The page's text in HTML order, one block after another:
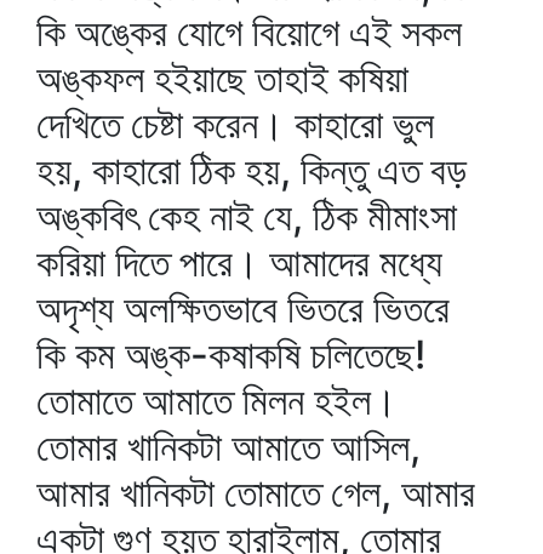
কি অঙ্কের যোগে বিয়োগে এই সকল
অঙ্কফল হইয়াছে তাহাই কষিয়া
দেখিতে চেষ্টা করেন। কাহারো ভুল
হয়, কাহারো ঠিক হয়, কিন্তু এত বড়
অঙ্কবিৎ কেহ নাই যে, ঠিক মীমাংসা
করিয়া দিতে পারে। আমাদের মধ্যে
অদৃশ্য অলক্ষিতভাবে ভিতরে ভিতরে
কি কম অঙ্ক-কষাকষি চলিতেছে!
তোমাতে আমাতে মিলন হইল।
তোমার খানিকটা আমাতে আসিল,
আমার খানিকটা তোমাতে গেল, আমার
একটা গুণ হয়ত হারাইলাম, তোমার